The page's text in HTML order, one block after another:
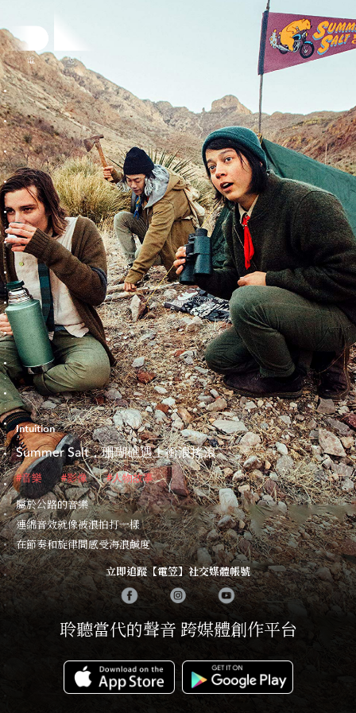
Intuition
Summer Salt，珊瑚礁遇上衝浪搖滾
#音樂 #影像 #人物故事
屬於公路的音樂
連綿音效就像被浪拍打一樣
在節奏和旋律間感受海浪鹹度
立即追蹤【電笠】社交媒體帳號
聆聽當代的聲音 跨媒體創作平台